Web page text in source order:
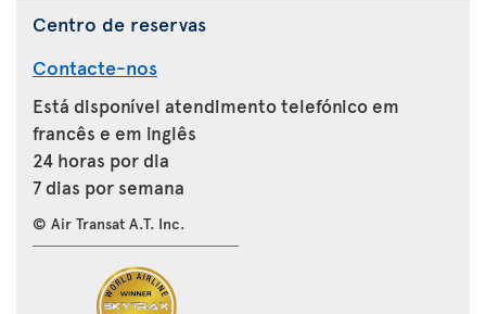
Centro de reservas
Contacte-nos
Está disponível atendimento telefónico em
francês e em inglês
24 horas por dia
7 dias por semana
© Air Transat A.T. Inc.